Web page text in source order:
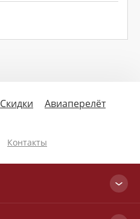
Скидки
Авиаперелёт
Контакты